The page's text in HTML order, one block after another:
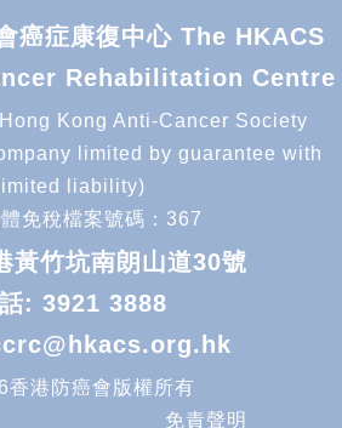
癌症康復中心 The HKACS
Rehabilitation Centre
Kong Anti-Cancer Society
limited by guarantee with
limited liability)
免稅檔案號碼：367
黃竹坑南朗山道30號
: 3921 3888
港防癌會版權所有
免責聲明